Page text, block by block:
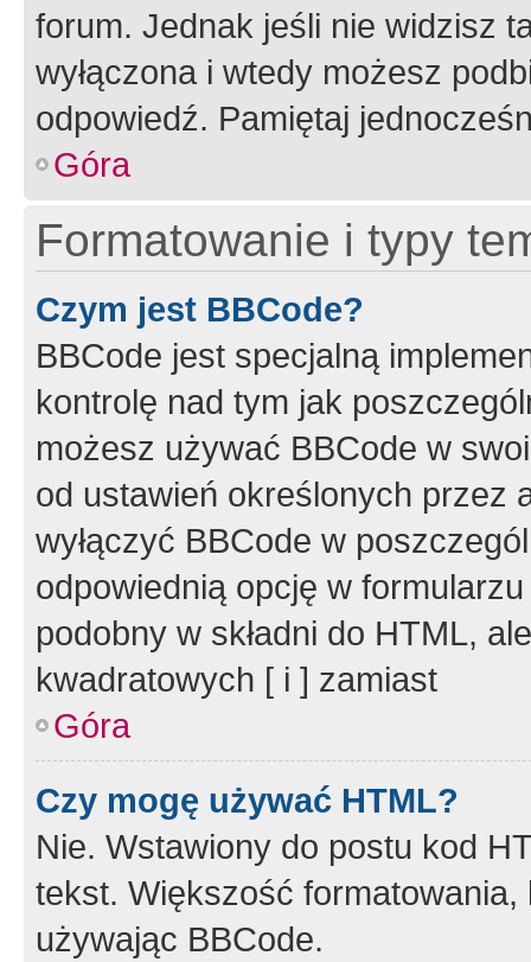
forum. Jednak jeśli nie widzisz
wyłączona i wtedy możesz
odpowiedź. Pamiętaj
Góra
Formatowanie i typy
Czym jest BBCode?
BBCode jest specjalną
kontrolę nad tym jak
możesz używać BBCode w
od ustawień określonych przez
wyłączyć BBCode w
odpowiednią opcję w
podobny w składni do HTML,
kwadratowych [ i ] zamiast
Góra
Czy mogę używać HTML?
Nie. Wstawiony do postu kod
tekst. Większość
używając BBCode.